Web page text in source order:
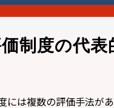
制度の代表
には複数の評価手法が